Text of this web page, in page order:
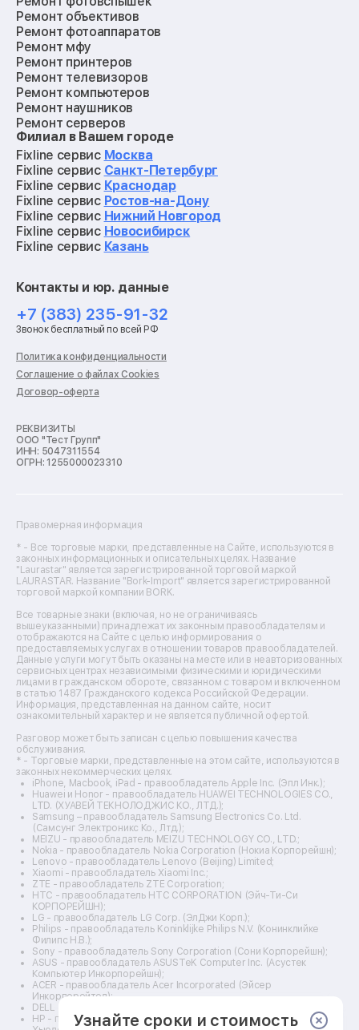
Ремонт объективов
Ремонт фотоаппаратов
Ремонт мфу
Ремонт принтеров
Ремонт телевизоров
Ремонт компьютеров
Ремонт наушников
Ремонт серверов
Ремонт мониторов
Ремонт квадрокоптеров
Ремонт электросамокатов
Ремонт материнских плат
Ремонт видеокарт
Ремонт кофемашин
Ремонт vr систем
Ремонт игровых приставок
Ремонт роботов-пылесосов
Ремонт холодильников
Ремонт стиральных машин
Ремонт пылесосов
Ремонт варочных панелей
Ремонт духовых шкафов
Ремонт кондиционеров
Ремонт кухонных комбайнов
Ремонт морозильных камер
Ремонт отпаривателей
Ремонт плоттеров
Ремонт фенов
Ремонт цифровых биноклей
Ремонт тепловизоров
Ремонт массажных кресел
Ремонт водонагревателей
Ремонт вытяжек
Ремонт источников бесперебойного питания
Ремонт пароварок
Ремонт микшерных пультов
Ремонт dj-пультов
Ремонт кухонных плит
Ремонт стедикамов
Ремонт оптических прицелов
Ремонт электровелосипедов
Ремонт видеокамер
Ремонт эхолотов
Ремонт 3d-принтеров
Ремонт прицелов ночного видения
Ремонт винных шкафов
Ремонт выпрямителей
Ремонт сушилок для рук
Ремонт дальномеров
Ремонт снегоуборщиков
Филиал в Вашем городе
Fixline сервис Москва
Fixline сервис Санкт-Петербург
Fixline сервис Краснодар
Fixline сервис Ростов-на-Дону
Fixline сервис Нижний Новгород
Fixline сервис Новосибирск
Fixline сервис Казань
Контакты и юр. данные
+7 (383) 235-91-32
Звонок бесплатный по всей РФ
Политика конфиденциальности
Соглашение о файлах Cookies
Договор-оферта
РЕКВИЗИТЫ
ООО "Тест Групп"
ИНН: 5047311554
ОГРН: 1255000023310
Правомерная информация
* - Все торговые марки, представленные на Сайте, используются в
законных информационных и описательных целях. Название
"Laurastar" является зарегистрированной торговой маркой
LAURASTAR. Название "Bork-Import" является зарегистрированной
торговой маркой компании BORK.
Все товарные знаки (включая, но не ограничиваясь
вышеуказанными) принадлежат их законным правообладателям и
отображаются на Сайте с целью информирования о
предоставляемых услугах в отношении товаров правообладателей.
Данные услуги могут быть оказаны на месте или в неавторизованных
сервисных центрах независимыми физическими и юридическими
лицами в гражданском обороте, связанном с товаром и включенном
в статью 1487 Гражданского кодекса Российской Федерации.
Информация, представленная на данном сайте, носит
ознакомительный характер и не является публичной офертой.
Разговор может быть записан с целью повышения качества
обслуживания.
* - Торговые марки, представленные на этом сайте, используются в
законных некоммерческих целях.
iPhone, Macbook, iPad - правообладатель Apple Inc. (Эпл Инк.);
Huawei и Honor - правообладатель HUAWEI TECHNOLOGIES CO.,
LTD. (ХУАВЕЙ ТЕКНОЛОДЖИС КО., ЛТД.);
Samsung – правообладатель Samsung Electronics Co. Ltd.
(Самсунг Электроникс Ко., Лтд.);
MEIZU - правообладатель MEIZU TECHNOLOGY CO., LTD.;
Nokia - правообладатель Nokia Corporation (Нокиа Корпорейшн);
Lenovo - правообладатель Lenovo (Beijing) Limited;
Xiaomi - правообладатель Xiaomi Inc.;
ZTE - правообладатель ZTE Corporation;
HTC - правообладатель HTC CORPORATION (Эйч-Ти-Си
КОРПОРЕЙШН);
LG - правообладатель LG Corp. (ЭлДжи Корп.);
Philips - правообладатель Koninklijke Philips N.V. (Конинклийке
Филипс Н.В.);
Sony - правообладатель Sony Corporation (Сони Корпорейшн);
ASUS - правообладатель ASUSTeK Computer Inc. (Асустек
Компьютер Инкорпорейшн);
ACER - правообладатель Acer Incorporated (Эйсер
Инкорпорейтед);
DELL - правообладатель Dell Inc.(Делл Инк.);
HP - правообладатель HP Hewlett-Packard Group LLC (ЭйчПи
Узнайте сроки и стоимость